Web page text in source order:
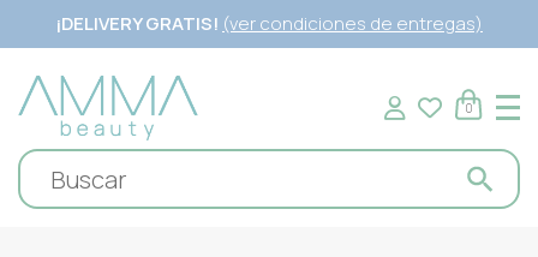
¡DELIVERY GRATIS! (ver condiciones de entregas)
0